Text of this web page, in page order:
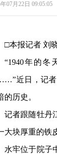
07月22日 09:05:05
□本报记者 刘
“1940年的
近日，记者
的历史。
记者跟随牡丹
大块厚重的铁
水牢位于院子